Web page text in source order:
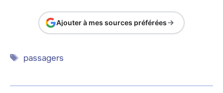
Ajouter à mes sources préférées
Étiquettes
passagers